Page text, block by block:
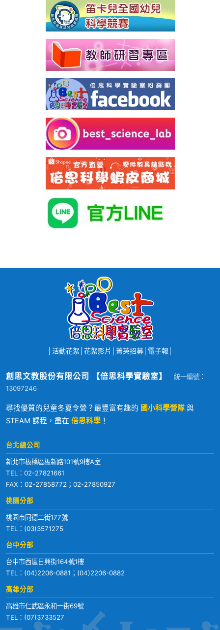
活動花絮 花絮影片 菁英招募│ 電子報
創思文教股份有限公司 【倍思科學實驗室】
統一編號：
13097246
尋找優質的兒童冬夏令營？最豐富有趣的 國小科學營隊 與
STEAM 課程，盡在 倍思科學 ！
台北總公司
新北市板橋區板新路101號9樓A室
TEL： 02-27821661
FAX：02-27858772；02-27850927
桃園分部
桃園市同德二街177號
TEL： (03)3571275
台中分部
台中市西區日興街164號1樓
TEL： (04)2206-0881 ； (04)2206-0882
高雄分部
高雄市仁武區永和一街69號
TEL： (07)3733527